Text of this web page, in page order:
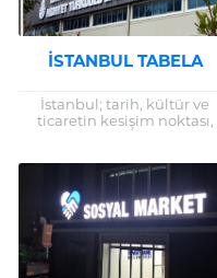
İSTANBUL TABELA
İstanbul; tarih, kültür ve
ticaretin kesişim noktası,
dinamik şehirde işletmeler,
yoğun rekabet içinde var...